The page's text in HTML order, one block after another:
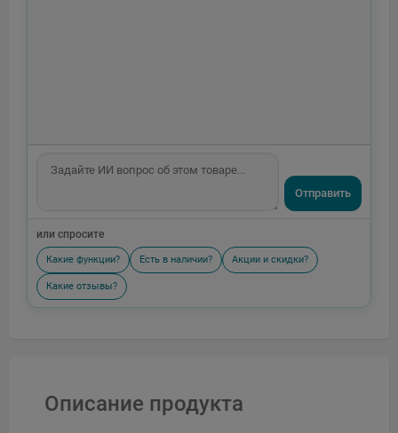
Отправить
или спросите
Какие функции? Есть в наличии? Акции и скидки?
Какие отзывы?
Описание продукта